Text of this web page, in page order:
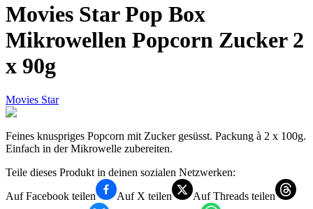
Movies Star Pop Box
Mikrowellen Popcorn Zucker 2
x 90g
Movies Star
Feines knuspriges Popcorn mit Zucker gesüsst. Packung à 2 x 100g.
Einfach in der Mikrowelle zubereiten.
Teile dieses Produkt in deinen sozialen Netzwerken:
Auf Facebook teilen
Auf X teilen
Auf Threads teilen